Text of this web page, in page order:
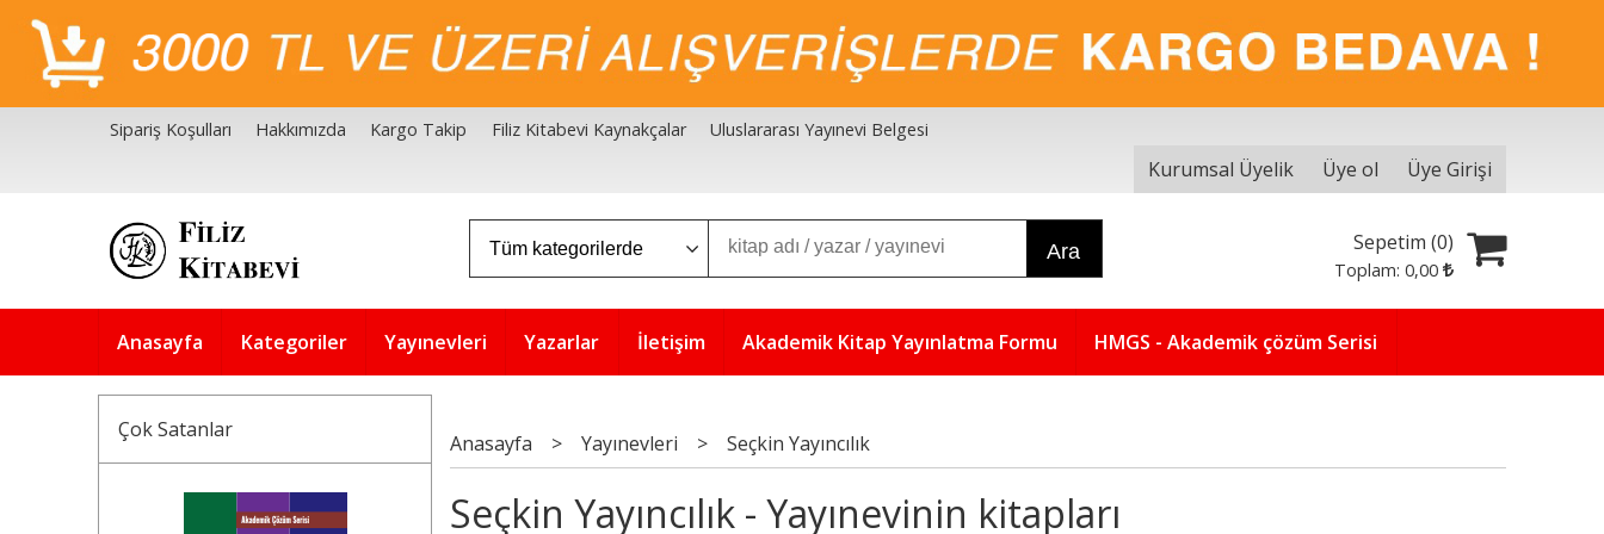
Sipariş Koşulları Hakkımızda Kargo Takip Filiz Kitabevi Kaynakçalar Uluslararası Yayınevi Belgesi
Kurumsal Üyelik Üye ol Üye Girişi
Ara Sepetim (0)
Toplam:0,00
Anasayfa Kategoriler Yayınevleri Yazarlar İletişim Akademik Kitap Yayınlatma Formu HMGS - Akademik çözüm Serisi
Çok Satanlar
%5 Yeni
Anasayfa > Yayınevleri > Seçkin Yayıncılık
Seçkin Yayıncılık - Yayınevinin kitapları